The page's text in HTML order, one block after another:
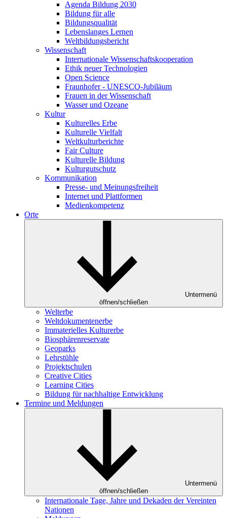
Agenda Bildung 2030
Bildung für alle
Bildungsqualität
Lebenslanges Lernen
Weltbildungsbericht
Wissenschaft
Internationale Wissenschaftskooperation
Ethik neuer Technologien
Open Science
Fraunhofer - UNESCO-Jubiläum
Frauen in der Wissenschaft
Wasser und Ozeane
Kultur
Kulturelles Erbe
Kulturelle Vielfalt
Weltkulturberichte
Fair Culture
Kulturelle Bildung
Kulturgutschutz
Kommunikation
Presse- und Meinungsfreiheit
Internet und Plattformen
Medienkompetenz
Orte
Untermenü
öffnen/schließen
Welterbe
Weltdokumentenerbe
Immaterielles Kulturerbe
Biosphärenreservate
Geoparks
Lehrstühle
Projektschulen
Creative Cities
Learning Cities
Bildung für nachhaltige Entwicklung
Termine und Meldungen
Untermenü
öffnen/schließen
Internationale Tage, Jahre und Dekaden der Vereinten
Nationen